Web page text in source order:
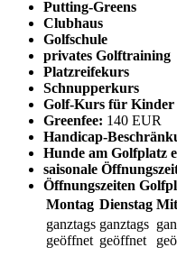
Putting-Greens
Clubhaus
Golfschule
privates Golftraining
Platzreifekurs
Schnupperkurs
Golf-Kurs für Kinder
Greenfee: 140 EUR
Handicap-
Hunde am Golfplatz
saisonale
Öffnungszeiten
Montag Dienstag
ganztags
geöffnet
ganztags
geöffnet